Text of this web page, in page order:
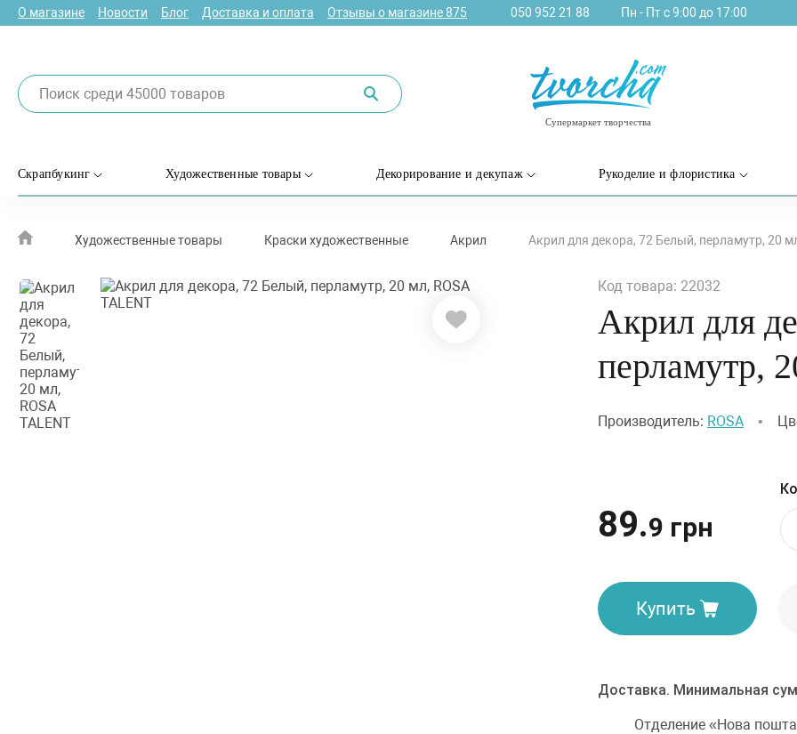
О магазине Новости Блог Доставка и оплата Отзывы о магазине875 050 952 21 88 Пн - Пт с 9:00 до 17:00
Супермаркет творчества
Скрапбукинг Художественные товары Декорирование и декупаж Рукоделие и флористика
Художественные товары Краски художественные Акрил Акрил для декора, 72 Белый, перламутр, 20
Код товара: 22032
Акрил для
перламутр,
Производитель: ROSA •
89.9 грн
Купить
Доставка. Минимальная
Отделение «Нова